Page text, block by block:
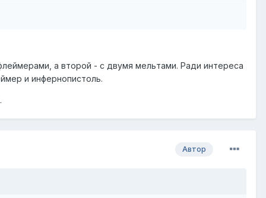
а второй - с двумя мельтами. Ради интереса
и инфернопистоль.
Автор